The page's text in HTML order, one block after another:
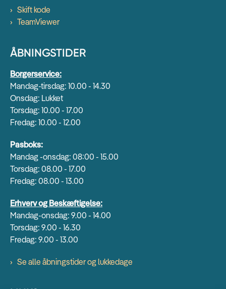
Skift kode
TeamViewer
ÅBNINGSTIDER
Borgerservice:
Mandag-tirsdag: 10.00 - 14.30
Onsdag: Lukket
Torsdag: 10.00 - 17.00
Fredag: 10.00 - 12.00
Pasboks:
Mandag -onsdag: 08:00 - 15.00
Torsdag: 08.00 - 17.00
Fredag: 08.00 - 13.00
Erhverv og Beskæftigelse:
Mandag-onsdag: 9.00 - 14.00
Torsdag: 9.00 - 16.30
Fredag: 9.00 - 13.00
Se alle åbningstider og lukkedage